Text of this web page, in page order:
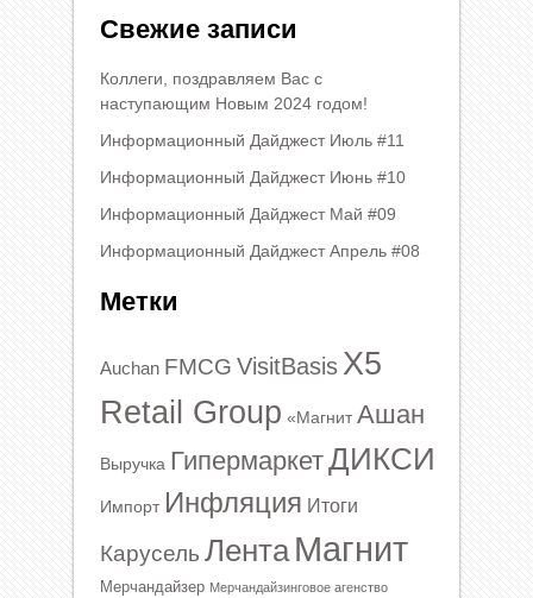
Свежие записи
Коллеги, поздравляем Вас с
наступающим Новым 2024 годом!
Информационный Дайджест Июль #11
Информационный Дайджест Июнь #10
Информационный Дайджест Май #09
Информационный Дайджест Апрель #08
Метки
Auchan FMCG VisitBasis X5
Retail Group «Магнит Ашан
Выручка ГипермаркетДИКСИ
Импорт Инфляция Итоги
Карусель Лента Магнит
Мерчандайзер Мерчандайзинговое агенство